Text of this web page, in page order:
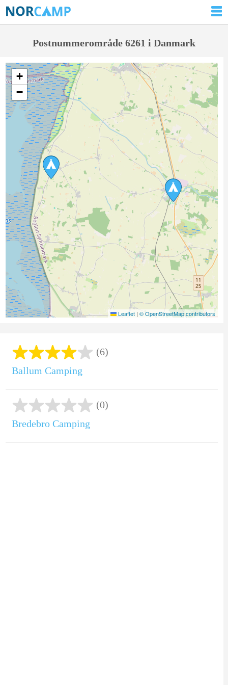
Postnummerområde 6261 i Danmark
+
−
Leaflet | © OpenStreetMap contributors
(6)
Ballum Camping
(0)
Bredebro Camping